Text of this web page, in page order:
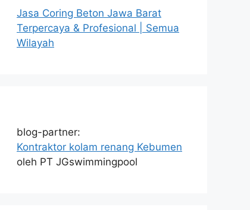
Jasa Coring Beton Jawa Barat
Terpercaya & Profesional | Semua
Wilayah
blog-partner:
Kontraktor kolam renang Kebumen
oleh PT JGswimmingpool